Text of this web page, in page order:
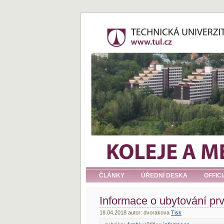
ČLÁNKY ÚŘEDNÍ DESKA
Informace o ubytování
18.04.2018 autor: dvorakova Tisk